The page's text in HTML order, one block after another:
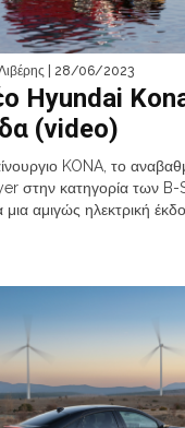
| 28/06/2023
Hyundai
(video)
KONA, το
στην κατηγορία των B-
μια αμιγώς ηλεκτρική